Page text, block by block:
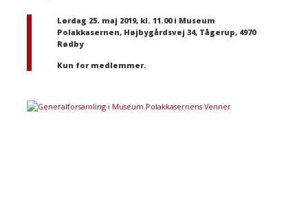
Lørdag 25. maj 2019, kl. 11.00 i Museum
Polakkasernen, Højbygårdsvej 34, Tågerup, 4970
Rødby
Kun for medlemmer.